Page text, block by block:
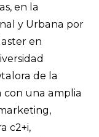
en la
y Urbana por
en
de la
con una amplia
c2+i,